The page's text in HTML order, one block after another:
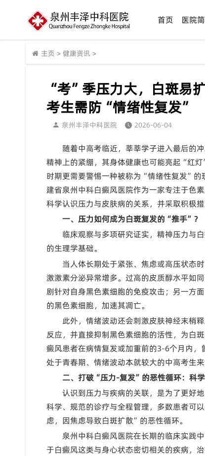
首页 医院
主页 > 健康资讯 >
“考”季压力大，白斑易
考生需防“情绪性复发”
泉州丰泽中科医院 2026-06-04
随着中高考临近，莘莘学子进入最后的
精神上的紧绷，其身体健康也可能亮起“红
时期更需要警惕一种被称为“情绪性复发”
建省泉州中科白癜风医院作为一家专注于色
科学认识压力与皮肤病的关系，并采取积极
一、压力如何成为白斑复发的“推手”？
临床观察与多项研究证实，精神压力与
的生理学基础。
当人体长期处于紧张、焦虑或高压状态
激激素分泌异常增多。过高的皮质醇水平如
剧针对自身黑色素细胞的免疫攻击；另一方
的黑色素细胞，加速其凋亡。
此外，情绪波动还会刺激皮肤神经末梢
反应，并直接抑制黑色素细胞的活性，为白
癜风患者在病情复发或加重前的3-6个月内
处于青春期、情绪波动本就较大的中高考生
二、打破“压力-复发”的恶性循环：科
认识到压力与疾病的关联，是为了更好
科学、规范的诊疗与全程管理，多数患者可
虑，因焦虑导致白斑扩散”的恶性循环。
泉州中科白癜风医院在长期的临床实践
于白癜风这类与身心状态密切相关的疾病